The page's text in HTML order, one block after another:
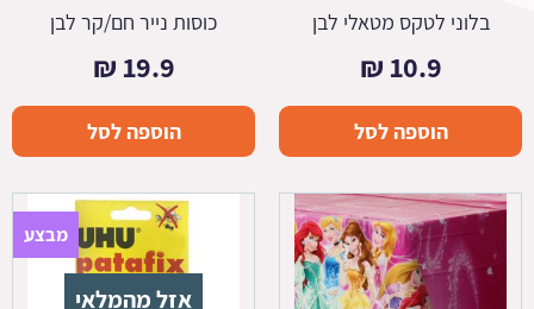
בלוני לטקס מטאלי לבן
10.9
₪
הוספה לסל
כוסות נייר חם/קר לבן
19.9
₪
הוספה לסל
אזל מהמלאי
מבצע